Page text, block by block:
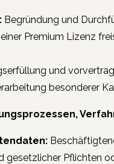
Begründung und
Premium Lizenz
und
besonderer
gesetzlicher Pflichten